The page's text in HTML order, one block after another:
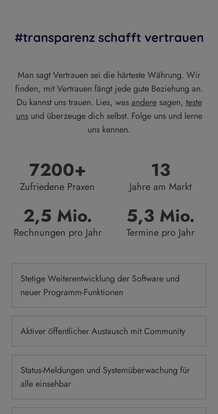
#transparenz schafft vertrauen
Man sagt Vertrauen sei die härteste Währung. Wir
finden, mit Vertrauen fängt jede gute Beziehung an.
Du kannst uns trauen. Lies, wasanderesagen, teste
unsund überzeuge dich selbst. Folge uns und lerne
uns kennen.
7200+
Zufriedene Praxen
13
Jahre am Markt
2,5 Mio.
Rechnungen pro Jahr
5,3 Mio.
Termine pro Jahr
Stetige Weiterentwicklung der Software und
neuer Programm-Funktionen
Aktiver öffentlicher Austausch mit Community
Status-Meldungen und Systemüberwachung für
alle einsehbar